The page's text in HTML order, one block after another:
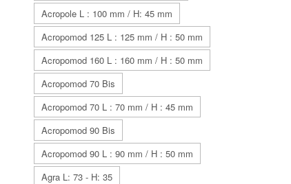
Acropole L : 100 mm / H: 45 mm
Acropomod 125 L : 125 mm / H : 50 mm
Acropomod 160 L : 160 mm / H : 50 mm
Acropomod 70 Bis
Acropomod 70 L : 70 mm / H : 45 mm
Acropomod 90 Bis
Acropomod 90 L : 90 mm / H : 50 mm
Agra L: 73 - H: 35